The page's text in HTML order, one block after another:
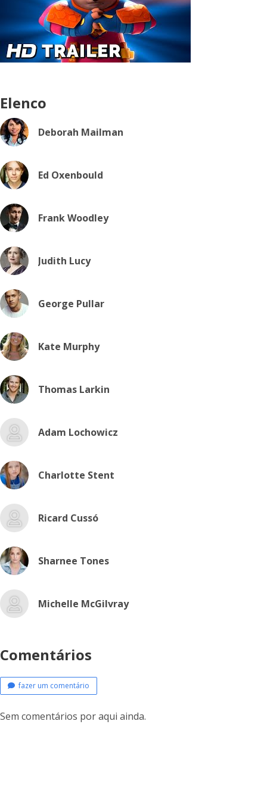
Elenco
Deborah Mailman
Ed Oxenbould
Frank Woodley
Judith Lucy
George Pullar
Kate Murphy
Thomas Larkin
Adam Lochowicz
Charlotte Stent
Ricard Cussó
Sharnee Tones
Michelle McGilvray
Comentários
fazer um comentário
Sem comentários por aqui ainda.